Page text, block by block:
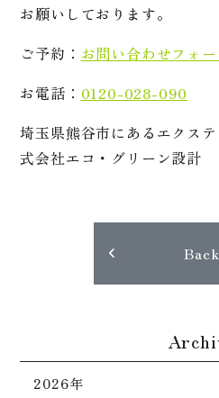
お願いしております。
ご予約： お問い合わせフォー
お電話： 0120-028-090
埼玉県熊谷市にあるエクス
式会社エコ・グリーン設計
Back
2026年